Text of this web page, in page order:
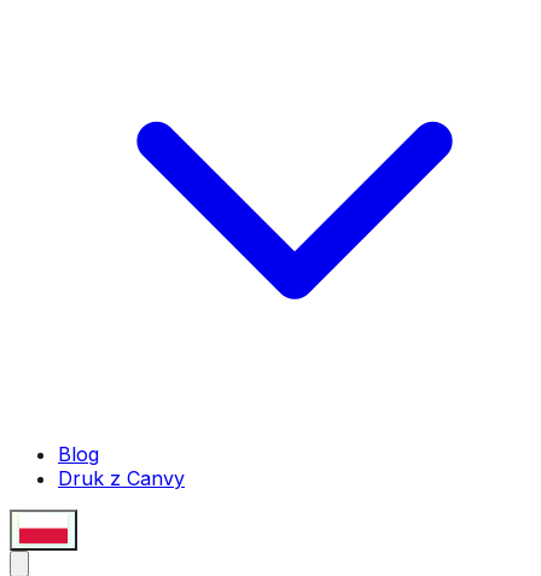
Blog
Druk z Canvy